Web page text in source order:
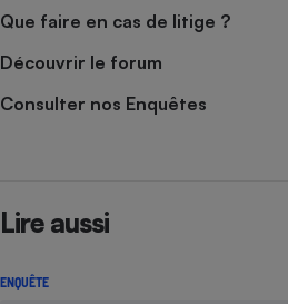
Que faire en cas de litige ?
Découvrir le forum
Consulter nos Enquêtes
Lire aussi
ENQUÊTE